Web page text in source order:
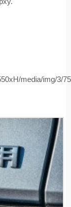
media/img/3/